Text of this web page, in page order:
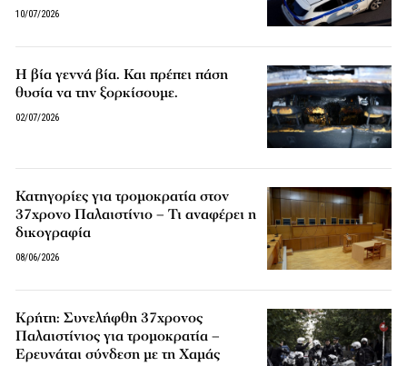
10/07/2026
Η βία γεννά βία. Και πρέπει πάση
θυσία να την ξορκίσουμε.
02/07/2026
Κατηγορίες για τρομοκρατία στον
37χρονο Παλαιστίνιο – Τι αναφέρει η
δικογραφία
08/06/2026
Κρήτη: Συνελήφθη 37χρονος
Παλαιστίνιος για τρομοκρατία –
Ερευνάται σύνδεση με τη Χαμάς